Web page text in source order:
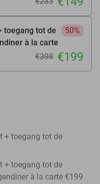
toegang tot de
à la carte
50%
€398 €199
+ toegang tot de
+ toegang tot de
à la carte €199